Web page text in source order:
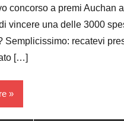
concorso a premi Auchan
vincere una delle 3000
Semplicissimo: recatevi
[…]